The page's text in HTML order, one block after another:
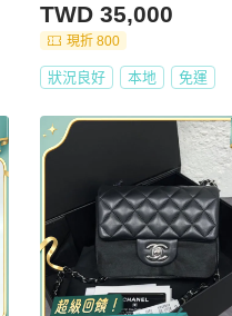
TWD 35,000
現折 800
狀況良好 本地 免運